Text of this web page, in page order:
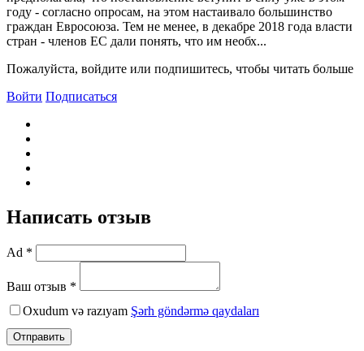
году - согласно опросам, на этом настаивало большинство
граждан Евросоюза. Тем не менее, в декабре 2018 года власти
стран - членов ЕС дали понять, что им необх...
Пожалуйста, войдите или подпишитесь, чтобы читать больше
Войти Подписаться
Написать отзыв
Ad *
Ваш отзыв *
Oxudum və razıyam Şərh göndərmə qaydaları
Отправить